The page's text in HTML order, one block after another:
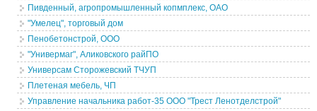
Пивденный, агропромышленный копмплекс, ОАО
"Умелец", торговый дом
Пенобетонстрой, ООО
"Универмаг", Аликовского райПО
Универсам Сторожевский ТЧУП
Плетеная мебель, ЧП
Управление начальника работ-35 ООО "Трест Ленотделстрой"